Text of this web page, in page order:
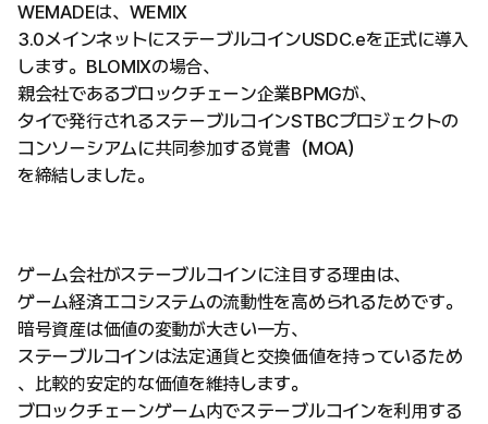
WEMADEは、WEMIX
3.0メインネットにステーブルコインUSDC.eを正式に導入
します。BLOMIXの場合、
親会社であるブロックチェーン企業BPMGが、
タイで発行されるステーブルコインSTBCプロジェクトの
コンソーシアムに共同参加する覚書（MOA）
を締結しました。
ゲーム会社がステーブルコインに注目する理由は、
ゲーム経済エコシステムの流動性を高められるためです。
暗号資産は価値の変動が大きい一方、
ステーブルコインは法定通貨と交換価値を持っているため
、比較的安定的な価値を維持します。
ブロックチェーンゲーム内でステーブルコインを利用する